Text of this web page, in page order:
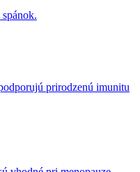
prirodzenú imunitu